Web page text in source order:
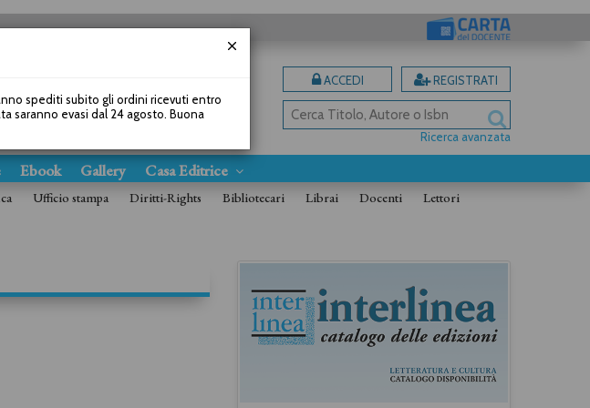
ACCEDI REGISTRATI
Ricerca avanzata
Ebook Gallery Casa Editrice
Ufficio stampa Diritti-Rights Bibliotecari Librai Docenti Lettori
spediti subito gli ordini ricevuti entro
saranno evasi dal 24 agosto. Buona